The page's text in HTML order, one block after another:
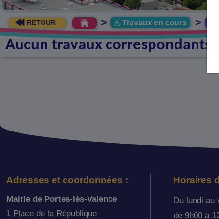
RETOUR > Travaux en cours >
Aucun travaux correspondants
Adresses et coordonnées :
Mairie de Portes-lès-Valence
1 Place de la République
Horaires
Du lundi au
de 9h00 à